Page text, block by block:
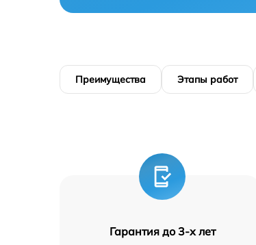
Преимущества Этапы работ
Гарантия до 3-х лет